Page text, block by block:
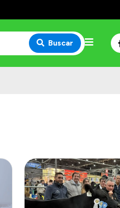
Buscar